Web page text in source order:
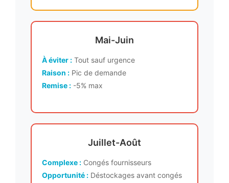
Mai-Juin
À éviter : Tout sauf urgence
Raison : Pic de demande
Remise : -5% max
Juillet-Août
Complexe : Congés fournisseurs
Opportunité : Déstockages avant congés